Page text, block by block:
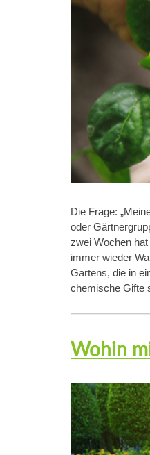
Die Frage:
oder
zwei Wochen
immer wieder
Gartens, die in
chemische Gifte
Wohin